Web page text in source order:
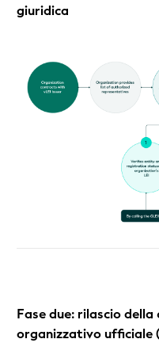
giuridica
Fase due: rilascio della
organizzativo ufficiale